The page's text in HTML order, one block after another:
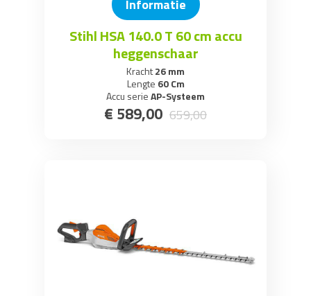
Informatie
Stihl HSA 140.0 T 60 cm accu
heggenschaar
Kracht26 mm
Lengte 60 Cm
Accu serieAP-Systeem
€ 589,00 659,00